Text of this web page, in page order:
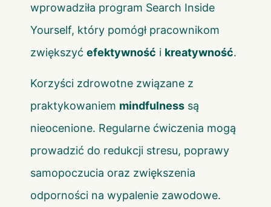
wprowadziła program Search Inside
Yourself, który pomógł pracownikom
zwiększyć efektywność i kreatywność.
Korzyści zdrowotne związane z
praktykowaniem mindfulness są
nieocenione. Regularne ćwiczenia mogą
prowadzić do redukcji stresu, poprawy
samopoczucia oraz zwiększenia
odporności na wypalenie zawodowe.